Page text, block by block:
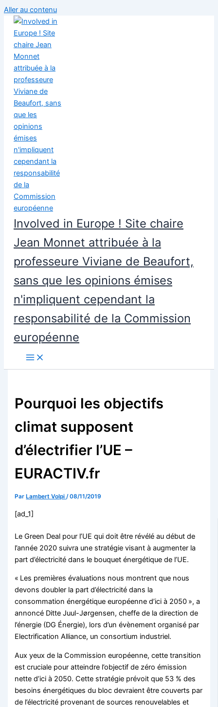
Aller au contenu
Involved in Europe ! Site chaire
Jean Monnet attribuée à la
professeure Viviane de Beaufort,
sans que les opinions émises
n'impliquent cependant la
responsabilité de la Commission
européenne
Pourquoi les objectifs
climat supposent
d’électrifier l’UE –
EURACTIV.fr
Par Lambert Volpi/08/11/2019
[ad_1]
Le Green Deal pour l’UE qui doit être révélé au début de
l’année 2020 suivra une stratégie visant à augmenter la
part d’électricité dans le bouquet énergétique de l’UE.
« Les premières évaluations nous montrent que nous
devons doubler la part d’électricité dans la
consommation énergétique européenne d’ici à 2050 », a
annoncé Ditte Juul-Jørgensen, cheffe de la direction de
l’énergie (DG Énergie), lors d’un évènement organisé par
Electrification Alliance, un consortium industriel.
Aux yeux de la Commission européenne, cette transition
est cruciale pour atteindre l’objectif de zéro émission
nette d’ici à 2050. Cette stratégie prévoit que 53 % des
besoins énergétiques du bloc devraient être couverts par
de l’électricité provenant de sources renouvelables et